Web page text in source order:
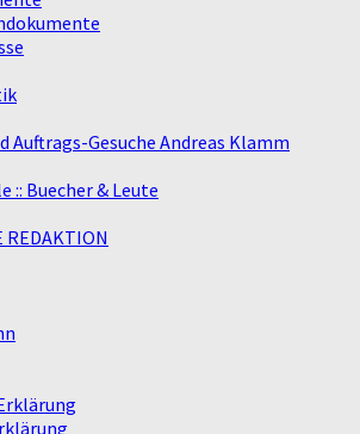
Auftrags-Gesuche Andreas Klamm
:: Buecher & Leute
REDAKTION